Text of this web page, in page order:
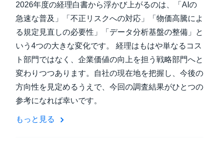
2026年度の経理白書から浮かび上がるのは、「AIの
急速な普及」「不正リスクへの対応」「物価高騰によ
る規定見直しの必要性」「データ分析基盤の整備」と
いう4つの大きな変化です。 経理はもはや単なるコス
ト部門ではなく、企業価値の向上を担う戦略部門へと
変わりつつあります。自社の現在地を把握し、今後の
方向性を見定めるうえで、今回の調査結果がひとつの
参考になれば幸いです。
もっと見る